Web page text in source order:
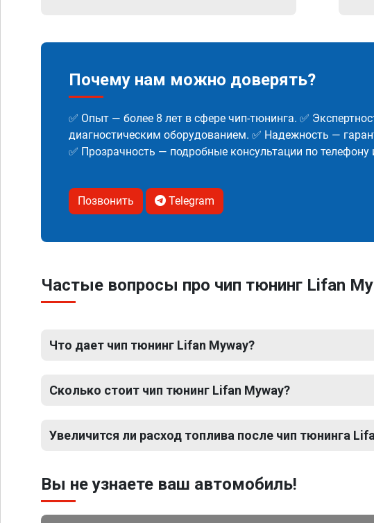
Почему нам можно доверять?
✅ Опыт — более 8 лет в сфере чип-тюнинга. ✅
диагностическим оборудованием. ✅ Надежность —
✅ Прозрачность — подробные консультации по
Позвонить Telegram
Частые вопросы про чип тюнинг Lifan
Что дает чип тюнинг Lifan Myway?
Сколько стоит чип тюнинг Lifan Myway?
Увеличится ли расход топлива после чип тюнинга
Вы не узнаете ваш автомобиль!